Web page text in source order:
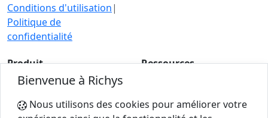
Conditions d'utilisation|
Politique de
confidentialité
Produit
Analyse de cas
Pour les experts
Ressources
Calculatrices
Bienvenue à Richys
Nous utilisons des cookies pour améliorer votre